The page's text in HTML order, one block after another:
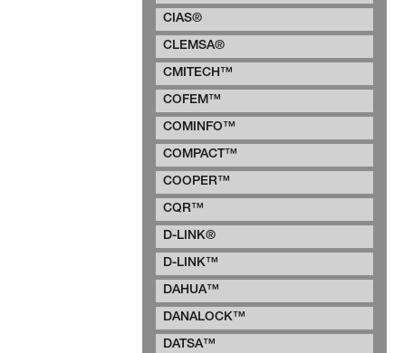
CIAS®
CLEMSA®
CMITECH™
COFEM™
COMINFO™
COMPACT™
COOPER™
CQR™
D-LINK®
D-LINK™
DAHUA™
DANALOCK™
DATSA™